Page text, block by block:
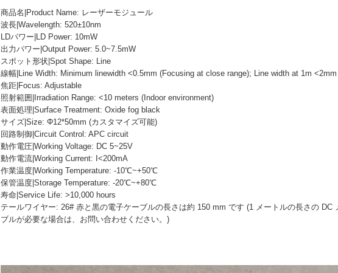
商品名|Product Name: レーザーモジュール
波長|Wavelength: 520±10nm
LDパワー|LD Power: 10mW
出力パワー|Output Power: 5.0~7.5mW
スポット形状|Spot Shape: Line
線幅|Line Width: Minimum linewidth <0.5mm (Focusing at close range); Line width at 1m <2mm
焦距|Focus: Adjustable
照射範囲|Irradiation Range: <10 meters (Indoor environment)
表面処理|Surface Treatment: Oxide fog black
サイズ|Size: Φ12*50mm (カスタマイズ可能)
回路制御|Circuit Control: APC circuit
動作電圧|Working Voltage: DC 5~25V
動作電流|Working Current: I<200mA
作業温度|Working Temperature: -10℃~+50℃
保管温度|Storage Temperature: -20℃~+80℃
寿命|Service Life: >10,000 hours
テールワイヤー: 26# 赤と黒の電子ケーブルの長さは約 150 mm です (1 メートルの長さの DC
ブルが必要な場合は、お問い合わせください。)